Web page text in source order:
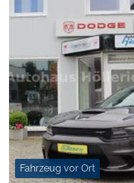
Fahrzeug vor Ort